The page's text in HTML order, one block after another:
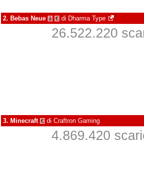
2. Bebas Neue à € di Dharma Type
26.522.220
3. Minecraft € di Craftron Gaming
4.869.420